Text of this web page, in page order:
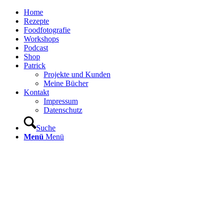
Home
Rezepte
Foodfotografie
Workshops
Podcast
Shop
Patrick
Projekte und Kunden
Meine Bücher
Kontakt
Impressum
Datenschutz
Suche
Menü Menü